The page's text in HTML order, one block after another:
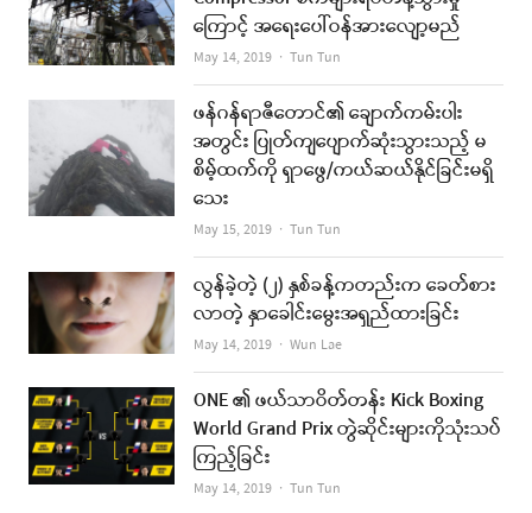
ကြောင့် အရေးပေါ်ဝန်အားလျော့မည်
May 14, 2019 Author
Tun Tun
ဖန်ဂန်ရာဇီတောင်၏ ချောက်ကမ်းပါး
အတွင်း ပြုတ်ကျပျောက်ဆုံးသွားသည့် မ
စိမ့်ထက်ကို ရှာဖွေ/ကယ်ဆယ်နိုင်ခြင်းမရှိ
သေး
May 15, 2019 Author
Tun Tun
လွန်ခဲ့တဲ့ (၂) နှစ်ခန့်ကတည်းက ခေတ်စား
လာတဲ့ နှာခေါင်းမွေးအရှည်ထားခြင်း
May 14, 2019 Author
Wun Lae
ONE ၏ ဖယ်သာဝိတ်တန်း Kick Boxing
World Grand Prix တွဲဆိုင်းများကိုသုံးသပ်
ကြည့်ခြင်း
May 14, 2019 Author
Tun Tun